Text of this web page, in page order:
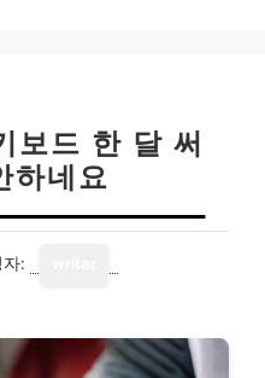
드 한 달 써
하네요
자: